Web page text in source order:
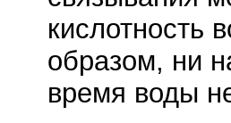
кислотность
образом, ни
время воды